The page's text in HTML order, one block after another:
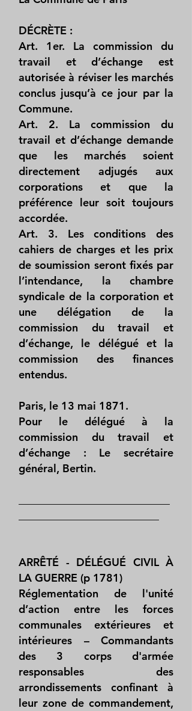
DÉCRÈTE :
Art. 1er. La commission du
travail et d’échange est
autorisée à réviser les marchés
conclus jusqu’à ce jour par la
Commune.
Art. 2. La commission du
travail et d’échange demande
que les marchés soient
directement adjugés aux
corporations et que la
préférence leur soit toujours
accordée.
Art. 3. Les conditions des
cahiers de charges et les prix
de soumission seront fixés par
l’intendance, la chambre
syndicale de la corporation et
une délégation de la
commission du travail et
d’échange, le délégué et la
commission des finances
entendus.
Paris, le 13 mai 1871.
Pour le délégué à la
commission du travail et
d’échange : Le secrétaire
général, Bertin.
ARRÊTÉ - DÉLÉGUÉ CIVIL À
LA GUERRE (p 1781)
Réglementation de l'unité
d’action entre les forces
communales extérieures et
intérieures – Commandants
des 3 corps d'armée
responsables des
arrondissements confinant à
leur zone de commandement,